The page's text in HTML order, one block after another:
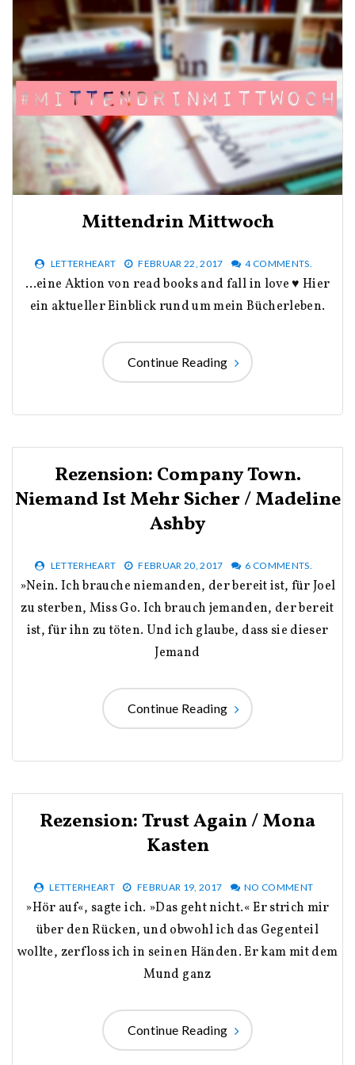
Mittendrin Mittwoch
LETTERHEART FEBRUAR 22, 2017 4 COMMENTS.
…eine Aktion von read books and fall in love ♥ Hier
ein aktueller Einblick rund um mein Bücherleben.
Continue Reading
Rezension: Company Town.
Niemand Ist Mehr Sicher / Madeline
Ashby
LETTERHEART FEBRUAR 20, 2017 6 COMMENTS.
»Nein. Ich brauche niemanden, der bereit ist, für Joel
zu sterben, Miss Go. Ich brauch jemanden, der bereit
ist, für ihn zu töten. Und ich glaube, dass sie dieser
Jemand
Continue Reading
Rezension: Trust Again / Mona
Kasten
LETTERHEART FEBRUAR 19, 2017 NO COMMENT
»Hör auf«, sagte ich. »Das geht nicht.« Er strich mir
über den Rücken, und obwohl ich das Gegenteil
wollte, zerfloss ich in seinen Händen. Er kam mit dem
Mund ganz
Continue Reading